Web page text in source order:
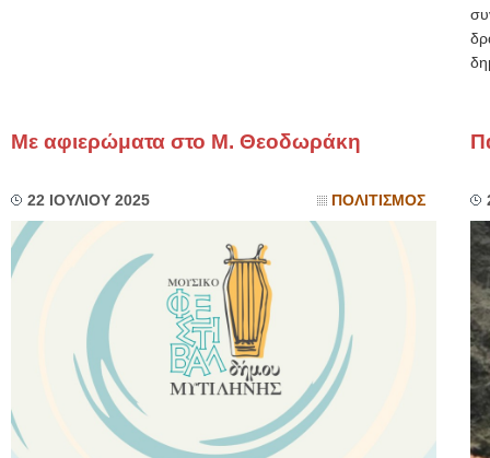
Με αφιερώματα στο M. Θεοδωράκη
22 ΙΟΥΛΙΟΥ 2025 ΠΟΛΙΤΙΣΜΟΣ